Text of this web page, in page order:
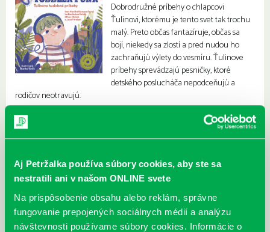
Aj Petržalka používa súbory cookies, aby ste sa
nestratili ani v našom ONLINE svete
Na prispôsobenie obsahu alebo reklám, správne
fungovanie prepojených sociálnych médií a analýzu
návštevnosti používame súbory cookies. Informácie o
Dobrodružné príbehy o chlapcovi
Ťulinovi, ktorému je tento svet tak trochu
malý. Preto občas fantazíruje, občas sa
bojí, niekedy sa zlostí a pred nudou ho
zachraňujú výlety do vesmíru. Ťulinove
príbehy sprevádzajú pesničky, ktoré
detského poslucháča nepodceňujú a
rodičov neotravujú.